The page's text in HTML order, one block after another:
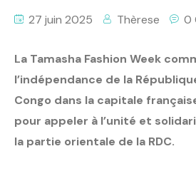
27 juin 2025 Thèrese 0
La Tamasha Fashion Week
l’indépendance de la
Congo dans la capitale
pour appeler à l’unité et
la partie orientale de la RDC.